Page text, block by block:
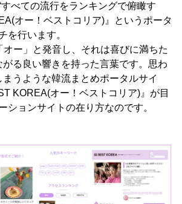
べての流行をランキングで俯瞰す
オー！ベストコリア)』というポータ
を行います。
ー」と発音し、それは喜びに満ちた
る良い響きを持った言葉です。思わ
うような韓流まとめポータルサイ
KOREA(オー！ベストコリア)』が目
ションサイトの在り方なのです。